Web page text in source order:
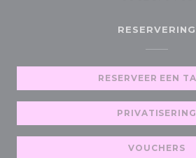
RESERVERING
RESERVEER EEN
PRIVATISERING
VOUCHERS